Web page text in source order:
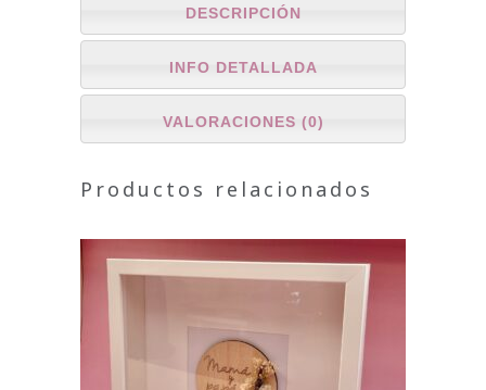
DESCRIPCIÓN
INFO DETALLADA
VALORACIONES (0)
Productos relacionados